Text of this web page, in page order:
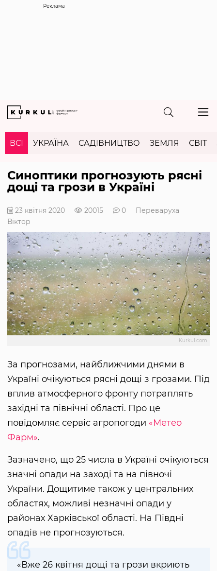
Реклама
ВСІ УКРАЇНА САДІВНИЦТВО ЗЕМЛЯ СВІТ
Синоптики прогнозують рясні
дощі та грози в Україні
23 квітня 2020 20015 0
Переваруха
Віктор
Kurkul.com
За прогнозами, найближчими днями в
Україні очікуються рясні дощі з грозами. Під
вплив атмосферного фронту потраплять
західні та північні області. Про це
повідомляє сервіс агропогоди «Метео
Фарм».
Зазначено, що 25 числа в Україні очікуються
значні опади на заході та на півночі
України. Дощитиме також у центральних
областях, можливі незначні опади у
районах Харківської області. На Півдні
опадів не прогнозуються.
«Вже 26 квітня дощі та грози вкриють